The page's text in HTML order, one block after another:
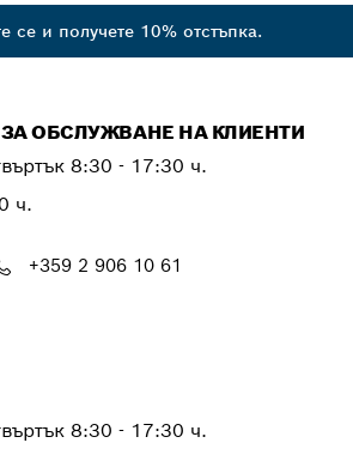
се и получете 10% отстъпка.
ЗА ОБСЛУЖВАНЕ НА КЛИЕНТИ
8:30 - 17:30 ч.
ч.
+359 2 906 10 61
8:30 - 17:30 ч.